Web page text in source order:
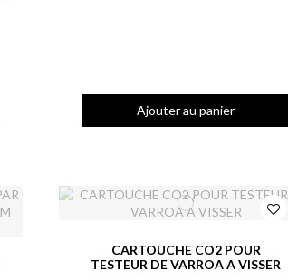
Ajouter au panier
CARTOUCHE CO2 POUR
TESTEUR DE VARROA A VISSER